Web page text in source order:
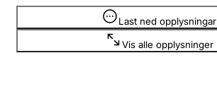
Registrere, endre, slette
Last ned opplysningar
Vis alle opplysninger
Opplysninger er skjult